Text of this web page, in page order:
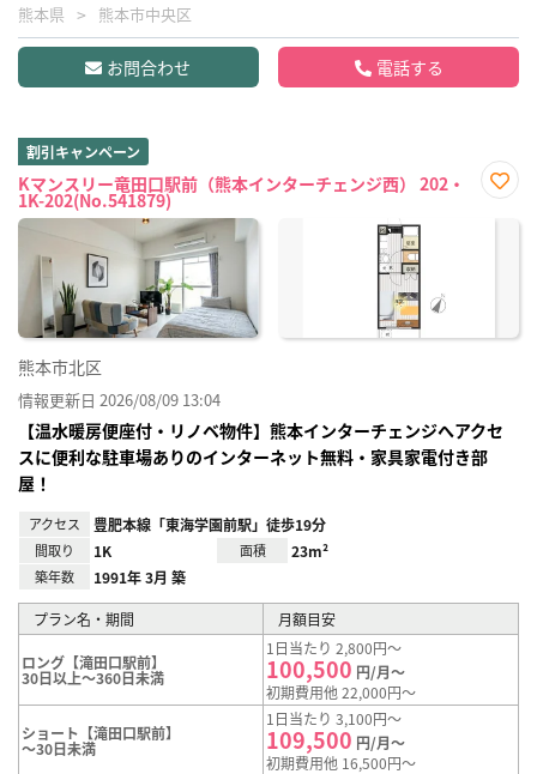
熊本県 熊本市中央区
お問合わせ 電話する
割引キャンペーン
Kマンスリー竜田口駅前（熊本インターチェンジ西） 202・
1K-202(No.541879)
に入
熊本市北区
情報更新日 2026/08/09 13:04
【温水暖房便座付・リノベ物件】熊本インターチェンジへアクセ
スに便利な駐車場ありのインターネット無料・家具家電付き部
屋！
アクセス 豊肥本線「東海学園前駅」徒歩19分
間取り 1K 面積 23m²
築年数 1991年 3月 築
プラン名・期間 月額目安
ロング【滝田口駅前】
30日以上～360日未満
1日当たり 2,800円～
100,500 円/月～
初期費用他 22,000円～
ショート【滝田口駅前】
～30日未満
1日当たり 3,100円～
109,500 円/月～
初期費用他 16,500円～